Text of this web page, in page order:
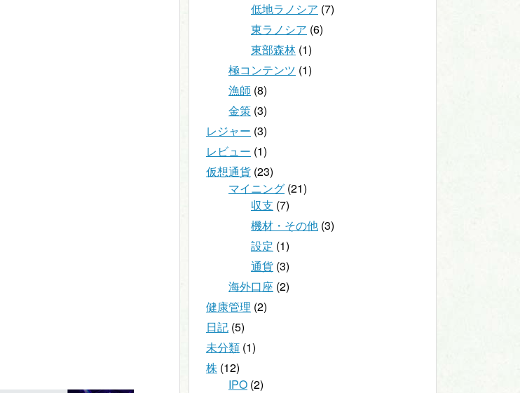
低地ラノシア (7)
東ラノシア (6)
東部森林 (1)
極コンテンツ (1)
漁師 (8)
金策 (3)
レジャー (3)
レビュー (1)
仮想通貨 (23)
マイニング (21)
収支 (7)
機材・その他 (3)
設定 (1)
通貨 (3)
海外口座 (2)
健康管理 (2)
日記 (5)
未分類 (1)
株 (12)
IPO (2)